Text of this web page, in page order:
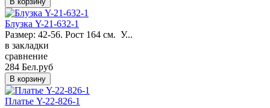
Блузка Y-21-632-1
Размер: 42-56. Рост 164 см. У...
в закладки
сравнение
284 Бел.руб
Платье Y-22-826-1